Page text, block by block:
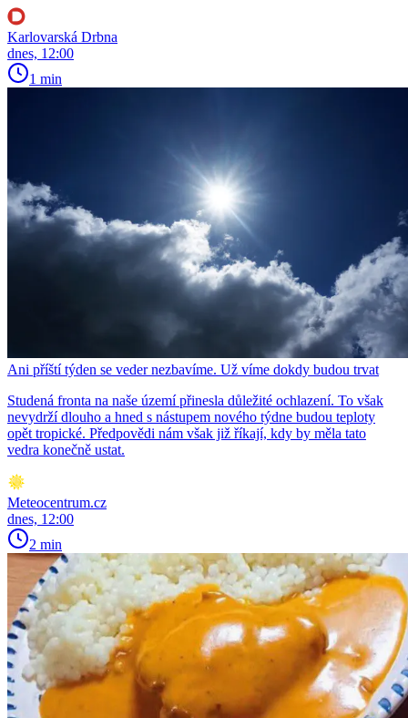
Karlovarská Drbna
dnes, 12:00
1 min
Ani příští týden se veder nezbavíme. Už víme dokdy budou trvat
Studená fronta na naše území přinesla důležité ochlazení. To však
nevydrží dlouho a hned s nástupem nového týdne budou teploty
opět tropické. Předpovědi nám však již říkají, kdy by měla tato
vedra konečně ustat.
Meteocentrum.cz
dnes, 12:00
2 min